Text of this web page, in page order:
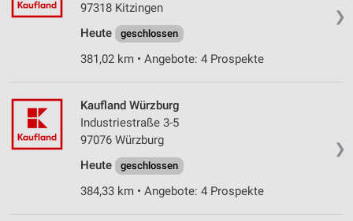
❯
97318 Kitzingen
Heute
geschlossen
381,02 km • Angebote: 4 Prospekte
❯
Kaufland Würzburg
Industriestraße 3-5
97076 Würzburg
Heute
geschlossen
384,33 km • Angebote: 4 Prospekte